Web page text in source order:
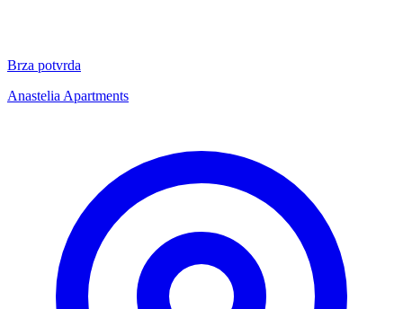
Brza potvrda
Anastelia Apartments